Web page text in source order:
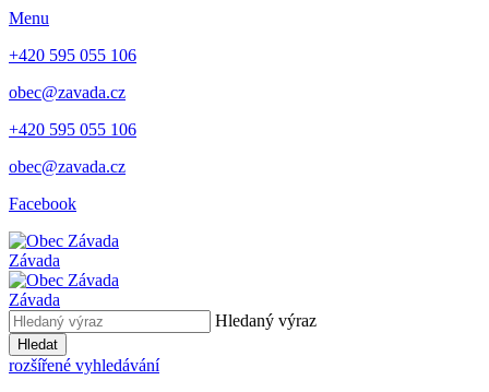
Menu
+420 595 055 106
obec@zavada.cz
+420 595 055 106
obec@zavada.cz
Facebook
Závada
Závada
Hledaný výraz
Hledat
rozšířené vyhledávání